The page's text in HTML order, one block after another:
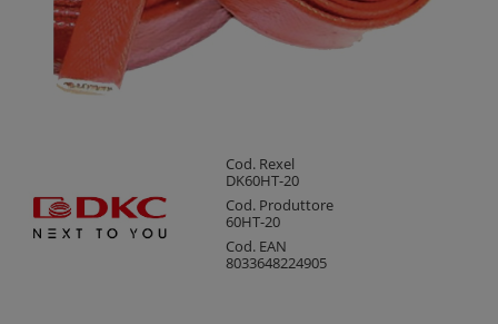
Cod. Rexel
DK60HT-20
Cod. Produttore
60HT-20
Cod. EAN
8033648224905